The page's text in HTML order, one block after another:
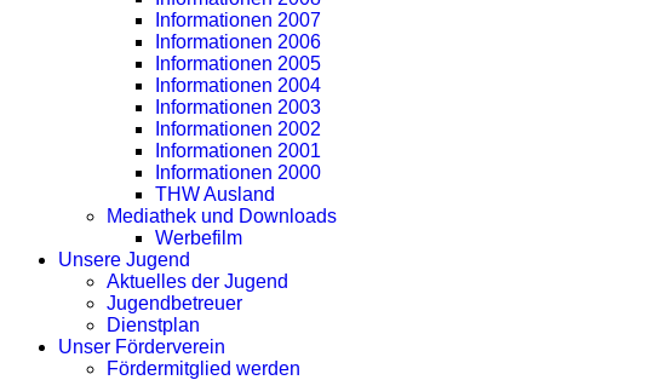
Informationen 2007
Informationen 2006
Informationen 2005
Informationen 2004
Informationen 2003
Informationen 2002
Informationen 2001
Informationen 2000
THW Ausland
Mediathek und Downloads
Werbefilm
Unsere Jugend
Aktuelles der Jugend
Jugendbetreuer
Dienstplan
Unser Förderverein
Fördermitglied werden